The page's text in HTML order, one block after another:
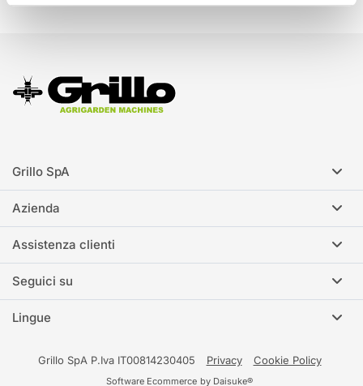
Grillo SpA
Azienda
Assistenza clienti
Seguici su
Lingue
Grillo SpA P.Iva IT00814230405 Privacy Cookie Policy
Software Ecommerce by Daisuke®